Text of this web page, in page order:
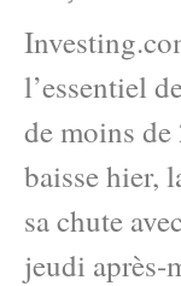
l’essentiel
de moins
baisse hier,
sa chute
jeudi après-